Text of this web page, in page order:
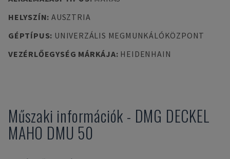
HELYSZÍN: AUSZTRIA
GÉPTÍPUS: UNIVERZÁLIS MEGMUNKÁLÓKÖZPONT
VEZÉRLŐEGYSÉG MÁRKÁJA: HEIDENHAIN
Műszaki információk - DMG DECKEL
MAHO DMU 50